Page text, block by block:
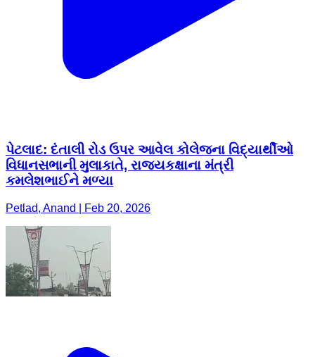
પેટલાદ: દંતાલી રોડ ઉપર આવેલ કોલેજના વિદ્યાર્થીઓ
વિધાનસભાની મુલાકાતે, રાજ્યકક્ષાના મંત્રી
કમલેશભાઈને મળ્યા
Petlad, Anand | Feb 20, 2026